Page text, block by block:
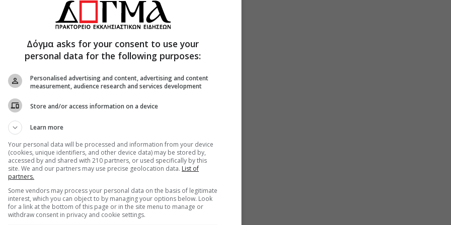
Μόνο ένα αγγείο λάδι». Τότε ο προφήτης
από τους γείτονες όσα μπορεί περισσότερα
του σπιτιού της, και μαζί με τους γιους της
τους αγγείο με λάδι. Έτσι και έγινε. Αφού
με λάδι από το δικό της, που στο τέλος
την άφθονη εκείνη ποσότητα λαδιού,
γι’ αυτήν και τα παιδιά της. Ο
τον έθαψε με πολύ θρήνο ο λαός του Ισραήλ
τῶν ἐν νόμῳ παιδευτὴν καὶ φωστῆρα, τοὶς
σὺ γὰρ κληρωσάμενος, τοῦ Θεσβίτου τὴν
πλείσταις. Καὶ νῦν ἀπαύστως φύλαττε ἠμᾶς,
Δόγμα asks for your consent to use your
personal data for the following purposes:
Personalised advertising and content, advertising and content
measurement, audience research and services development
Store and/or access information on a device
Learn more
Your personal data will be processed and information from your device
(cookies, unique identifiers, and other device data) may be stored by,
accessed by and shared with 210 partners, or used specifically by this
site. We and our partners may use precise geolocation data. List of
partners.
Some vendors may process your personal data on the basis of legitimate
interest, which you can object to by managing your options below. Look
for a link at the bottom of this page or in the site menu to manage or
withdraw consent in privacy and cookie settings.